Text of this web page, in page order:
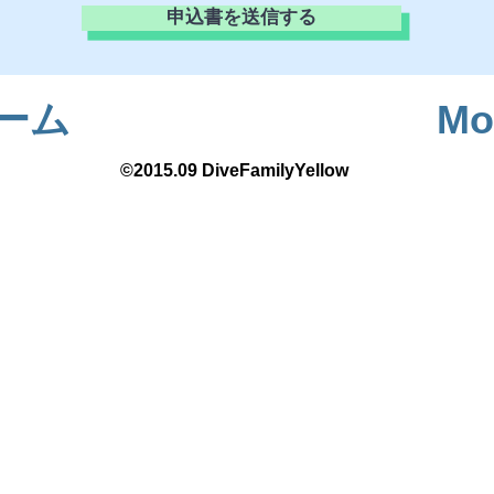
申込書を送信する
ム
©2015.09 DiveFamilyYellow